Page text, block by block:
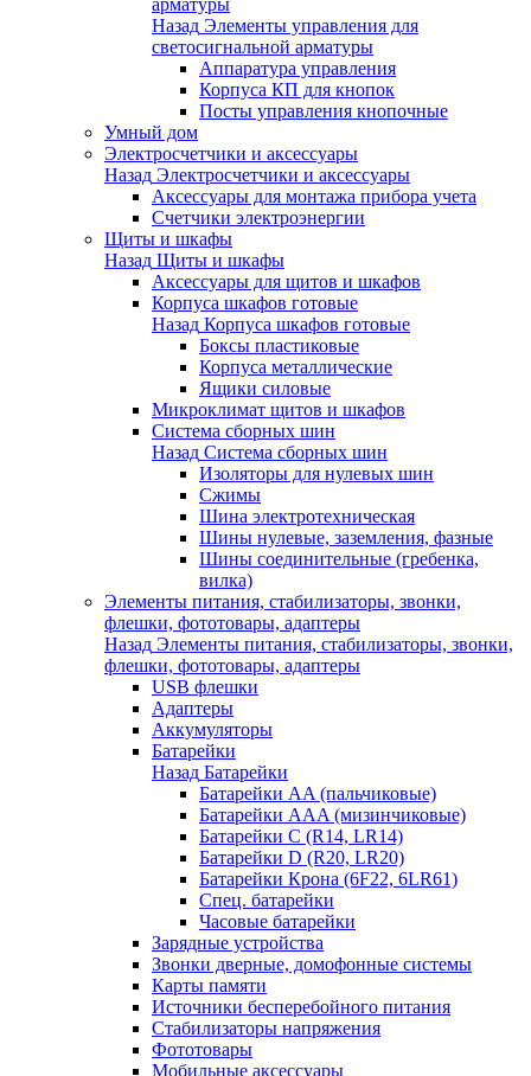
арматуры
Назад Элементы управления для
светосигнальной арматуры
Аппаратура управления
Корпуса КП для кнопок
Посты управления кнопочные
Умный дом
Электросчетчики и аксессуары
Назад Электросчетчики и аксессуары
Аксессуары для монтажа прибора учета
Счетчики электроэнергии
Щиты и шкафы
Назад Щиты и шкафы
Аксессуары для щитов и шкафов
Корпуса шкафов готовые
Назад Корпуса шкафов готовые
Боксы пластиковые
Корпуса металлические
Ящики силовые
Микроклимат щитов и шкафов
Система сборных шин
Назад Система сборных шин
Изоляторы для нулевых шин
Сжимы
Шина электротехническая
Шины нулевые, заземления, фазные
Шины соединительные (гребенка,
вилка)
Элементы питания, стабилизаторы, звонки,
флешки, фототовары, адаптеры
Назад Элементы питания, стабилизаторы, звонки,
флешки, фототовары, адаптеры
USB флешки
Адаптеры
Аккумуляторы
Батарейки
Назад Батарейки
Батарейки AA (пальчиковые)
Батарейки AAA (мизинчиковые)
Батарейки C (R14, LR14)
Батарейки D (R20, LR20)
Батарейки Крона (6F22, 6LR61)
Спец. батарейки
Часовые батарейки
Зарядные устройства
Звонки дверные, домофонные системы
Карты памяти
Источники бесперебойного питания
Стабилизаторы напряжения
Фототовары
Мобильные аксессуары